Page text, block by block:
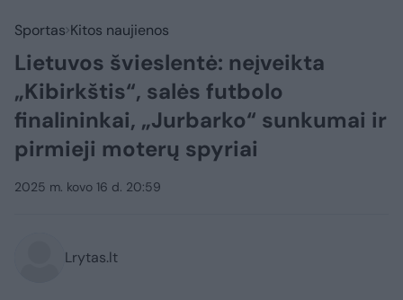
Sportas Kitos naujienos
Lietuvos švieslentė: neįveikta
„Kibirkštis“, salės futbolo
finalininkai, „Jurbarko“ sunkumai ir
pirmieji moterų spyriai
2025 m. kovo 16 d. 20:59
Lrytas.lt